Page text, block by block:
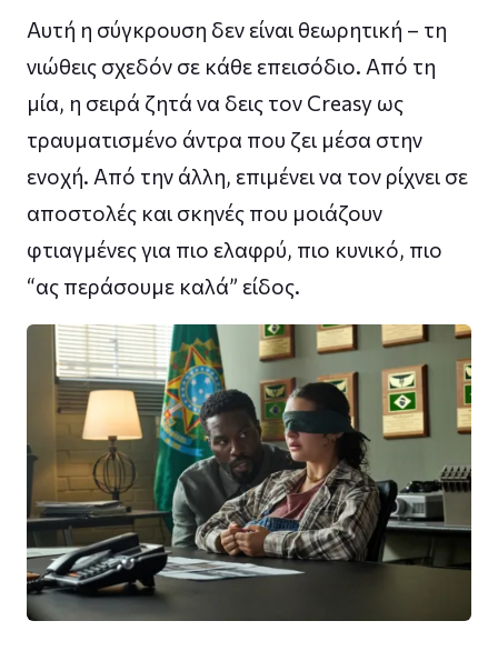
Αυτή η σύγκρουση δεν είναι θεωρητική – τη
νιώθεις σχεδόν σε κάθε επεισόδιο. Από τη
μία, η σειρά ζητά να δεις τον Creasy ως
τραυματισμένο άντρα που ζει μέσα στην
ενοχή. Από την άλλη, επιμένει να τον ρίχνει σε
αποστολές και σκηνές που μοιάζουν
φτιαγμένες για πιο ελαφρύ, πιο κυνικό, πιο
“ας περάσουμε καλά” είδος.